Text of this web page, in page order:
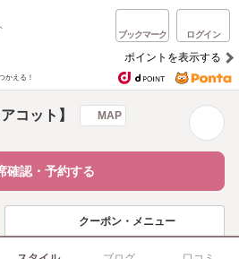
ブックマーク ログイン
ポイントを表示する
かえる！
コット】 MAP
確認・予約する
クーポン・メニュー